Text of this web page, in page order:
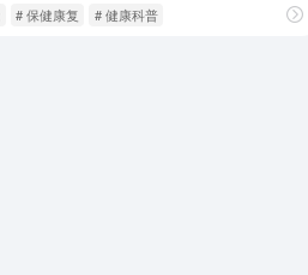
# 保健康复 # 健康科普